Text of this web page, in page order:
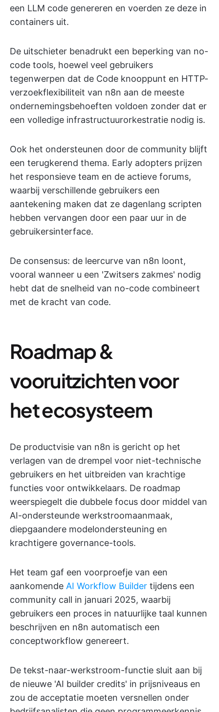
een LLM code genereren en voerden ze deze in
containers uit.
De uitschieter benadrukt een beperking van no-
code tools, hoewel veel gebruikers
tegenwerpen dat de Code knooppunt en HTTP-
verzoekflexibiliteit van n8n aan de meeste
ondernemingsbehoeften voldoen zonder dat er
een volledige infrastructuurorkestratie nodig is.
Ook het ondersteunen door de community blijft
een terugkerend thema. Early adopters prijzen
het responsieve team en de actieve forums,
waarbij verschillende gebruikers een
aantekening maken dat ze dagenlang scripten
hebben vervangen door een paar uur in de
gebruikersinterface.
De consensus: de leercurve van n8n loont,
vooral wanneer u een 'Zwitsers zakmes' nodig
hebt dat de snelheid van no-code combineert
met de kracht van code.
Roadmap &
vooruitzichten voor
het ecosysteem
De productvisie van n8n is gericht op het
verlagen van de drempel voor niet-technische
gebruikers en het uitbreiden van krachtige
functies voor ontwikkelaars. De roadmap
weerspiegelt die dubbele focus door middel van
AI-ondersteunde werkstroomaanmaak,
diepgaandere modelondersteuning en
krachtigere governance-tools.
Het team gaf een voorproefje van een
aankomende AI Workflow Builder tijdens een
community call in januari 2025, waarbij
gebruikers een proces in natuurlijke taal kunnen
beschrijven en n8n automatisch een
conceptworkflow genereert.
De tekst-naar-werkstroom-functie sluit aan bij
de nieuwe 'AI builder credits' in prijsniveaus en
zou de acceptatie moeten versnellen onder